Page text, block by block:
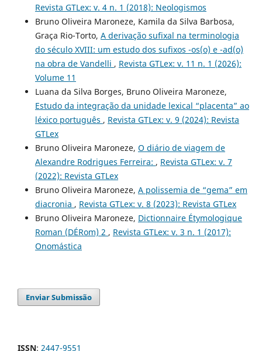
Revista GTLex: v. 4 n. 1 (2018): Neologismos
Bruno Oliveira Maroneze, Kamila da Silva Barbosa,
Graça Rio-Torto, A derivação sufixal na terminologia
do século XVIII: um estudo dos sufixos -os(o) e -ad(o)
na obra de Vandelli , Revista GTLex: v. 11 n. 1 (2026):
Volume 11
Luana da Silva Borges, Bruno Oliveira Maroneze,
Estudo da integração da unidade lexical “placenta” ao
léxico português , Revista GTLex: v. 9 (2024): Revista
GTLex
Bruno Oliveira Maroneze, O diário de viagem de
Alexandre Rodrigues Ferreira: , Revista GTLex: v. 7
(2022): Revista GTLex
Bruno Oliveira Maroneze, A polissemia de “gema” em
diacronia , Revista GTLex: v. 8 (2023): Revista GTLex
Bruno Oliveira Maroneze, Dictionnaire Étymologique
Roman (DÉRom) 2 , Revista GTLex: v. 3 n. 1 (2017):
Onomástica
Enviar Submissão
ISSN: 2447-9551